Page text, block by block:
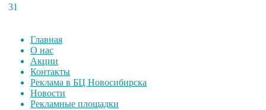
31
Главная
О нас
Акции
Контакты
Реклама в БЦ Новосибирска
Новости
Рекламные площадки